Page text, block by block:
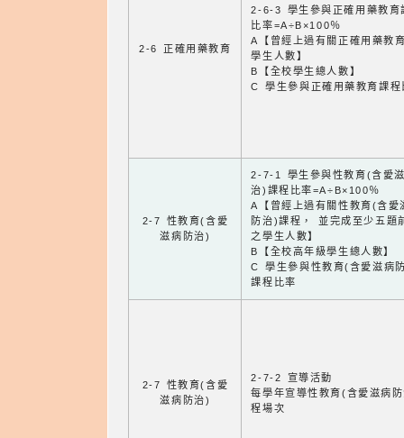
2-6 正確用藥教育
2-6-3 學生參與正確用藥教育
比率=A÷B×100％
A【曾經上過有關正確用藥教
學生人數】
B【全校學生總人數】
C 學生參與正確用藥教育課程
2-7 性教育(含愛
滋病防治)
2-7-1 學生參與性教育(含愛
治)課程比率=A÷B×100％
A【曾經上過有關性教育(含愛
防治)課程， 並完成至少五題
之學生人數】
B【全校高年級學生總人數】
C 學生參與性教育(含愛滋病
課程比率
2-7 性教育(含愛
滋病防治)
2-7-2 宣導活動
每學年宣導性教育(含愛滋病
程場次